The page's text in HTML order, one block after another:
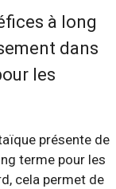
à long
dans
les
présente de
terme pour les
cela permet de